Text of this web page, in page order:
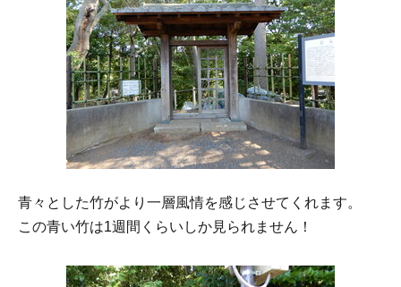
青々とした竹がより一層風情を感じさせてくれます。
この青い竹は1週間くらいしか見られません！